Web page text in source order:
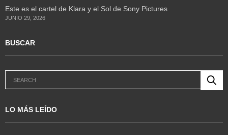
Este es el cartel de Klara y el Sol de Sony Pictures
JUNIO 29, 2026
BUSCAR
LO MÁS LEÍDO